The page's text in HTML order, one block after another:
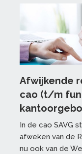
Afwijkende
cao (t/m
In de cao SAVG
afweken van de
nu ook van de